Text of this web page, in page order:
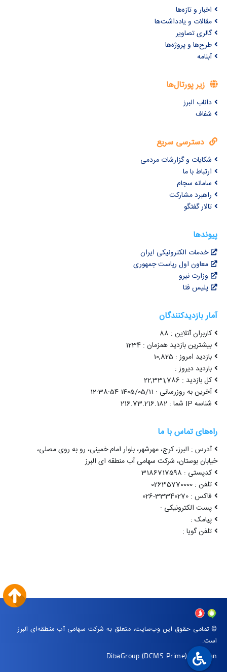
اخبار و تازه‌ها
مقالات و یادداشت‌ها
گالری تصاویر
طرح‌ها و پروژه‌ها
آبنامه
زیر پورتال‌ها
داناب البرز
شفاف
دسترسی سریع
شکایات و گزارشات مردمی
ارتباط با ما
سامانه سجام
راهبرد مشارکت
تالار گفتگو
پیوندها
خدمات الکترونیکی ایران
معاون اول ریاست جمهوری
وزارت نیرو
پلیس فتا
آمار بازدیدکنندگان
کاربران آنلاین : 88
بیشترین بازدید همزمان : 1234
بازدید امروز : 10,825
بازدید دیروز :
کل بازدید : 22,331,786
آخرین به روزرسانی : 1405/05/11 12:38:54
شناسه IP شما : 216.73.216.182
راه‌های تماس با ما
آدرس : البرز، کرج، مهرشهر، بلوار امام خمینی، رو به روی مصلی،
خیابان بوستان، شرکت سهامی آب منطقه ای البرز
کدپستی : 3186717598
تلفن : 02635770000
فاکس : 33340270-026
پست الکترونیکی :
پیامک :
تلفن گویا :
© تمامی حقوق این وب‌سایت، متعلق به شرکت سهامی آب منطقه‌ای البرز
است.
DibaGroup (DCMS Prime)|Arvan